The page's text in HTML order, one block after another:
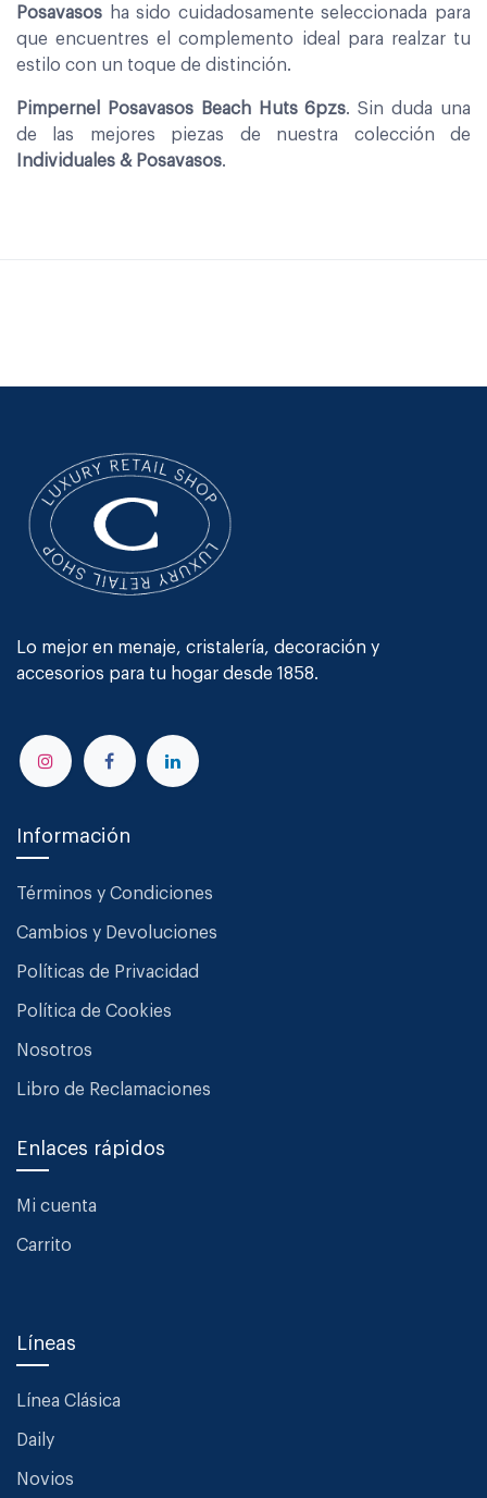
Posavasos ha sido cuidadosamente seleccionada para
que encuentres el complemento ideal para realzar tu
estilo con un toque de distinción.
Pimpernel Posavasos Beach Huts 6pzs. Sin duda una
de las mejores piezas de nuestra colección de
Individuales & Posavasos.
Lo mejor en menaje, cristalería, decoración y
accesorios para tu hogar desde 1858.
Información
Términos y Condiciones
Cambios y Devoluciones
Políticas de Privacidad
Política de Cookies
Nosotros
Libro de Reclamaciones
Enlaces rápidos
Mi cuenta
Carrito
Líneas
Línea Clásica
Daily
Novios